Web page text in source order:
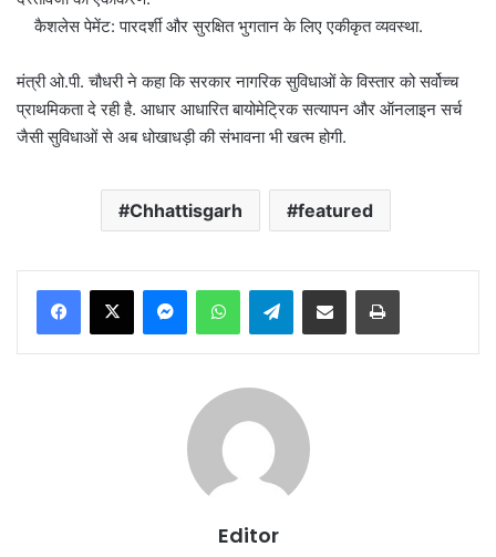
कैशलेस पेमेंट: पारदर्शी और सुरक्षित भुगतान के लिए एकीकृत व्यवस्था.
मंत्री ओ.पी. चौधरी ने कहा कि सरकार नागरिक सुविधाओं के विस्तार को सर्वोच्च
प्राथमिकता दे रही है. आधार आधारित बायोमेट्रिक सत्यापन और ऑनलाइन सर्च
जैसी सुविधाओं से अब धोखाधड़ी की संभावना भी खत्म होगी.
Chhattisgarh featured
MessengerWhatsAppTelegramShare via Email Print
Editor